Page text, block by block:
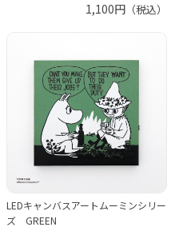
1,100円 （税込）
LEDキャンバスアートムーミンシリー
ズ GREEN